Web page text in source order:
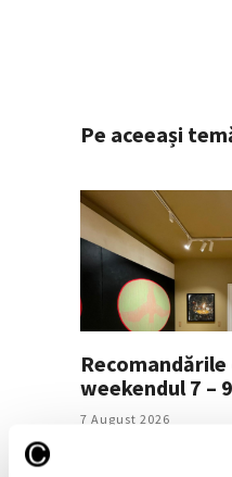
Pe aceeași
weekendul 7 –
7 August 2026